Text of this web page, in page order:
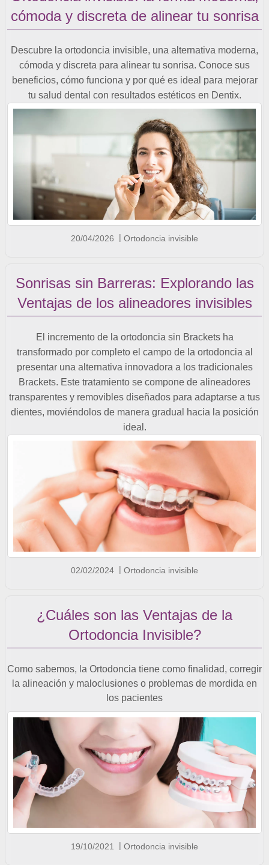
cómoda y discreta de alinear tu sonrisa
Descubre la ortodoncia invisible, una alternativa moderna,
cómoda y discreta para alinear tu sonrisa. Conoce sus
beneficios, cómo funciona y por qué es ideal para mejorar
tu salud dental con resultados estéticos en Dentix.
20/04/2026 Ortodoncia invisible
Sonrisas sin Barreras: Explorando las
Ventajas de los alineadores invisibles
El incremento de la ortodoncia sin Brackets ha
transformado por completo el campo de la ortodoncia al
presentar una alternativa innovadora a los tradicionales
Brackets. Este tratamiento se compone de alineadores
transparentes y removibles diseñados para adaptarse a tus
dientes, moviéndolos de manera gradual hacia la posición
ideal.
02/02/2024 Ortodoncia invisible
¿Cuáles son las Ventajas de la
Ortodoncia Invisible?
Como sabemos, la Ortodoncia tiene como finalidad, corregir
la alineación y maloclusiones o problemas de mordida en
los pacientes
19/10/2021 Ortodoncia invisible